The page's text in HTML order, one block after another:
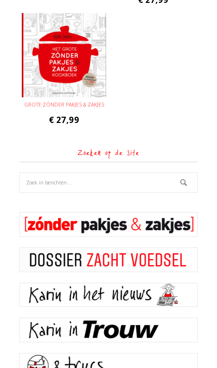
GROTE ZÓNDER PAKJES & ZAKJES
€ 27,99
Zoeken op de site